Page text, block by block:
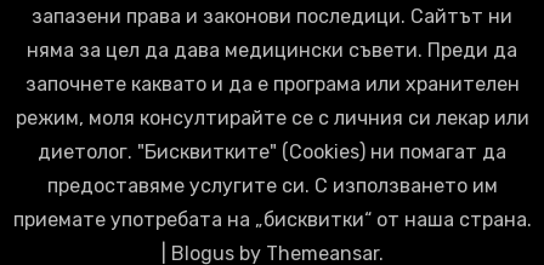
запазени права и законови последици. Сайтът ни
няма за цел да дава медицински съвети. Преди да
започнете каквато и да е програма или хранителен
режим, моля консултирайте се с личния си лекар или
диетолог. "Бисквитките" (Cookies) ни помагат да
предоставяме услугите си. С използването им
приемате употребата на „бисквитки“ от наша страна.
Blogusby Themeansar.